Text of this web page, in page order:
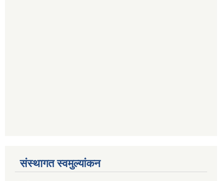
संस्थागत स्वमुल्यांकन